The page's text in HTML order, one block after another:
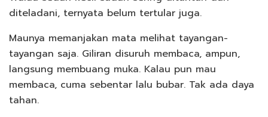
diteladani, ternyata belum tertular juga.
Maunya memanjakan mata melihat tayangan-
tayangan saja. Giliran disuruh membaca, ampun,
langsung membuang muka. Kalau pun mau
membaca, cuma sebentar lalu bubar. Tak ada daya
tahan.